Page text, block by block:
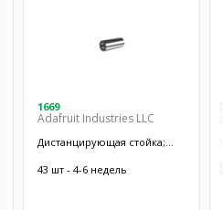
1669
Adafruit Industries LLC
Дистанцирующая стойка;
латунь; никель
43 шт - 4-6 недель